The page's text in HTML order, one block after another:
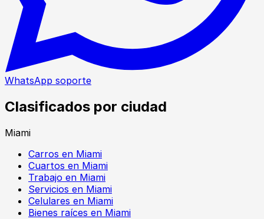
WhatsApp soporte
Clasificados por ciudad
Miami
Carros en Miami
Cuartos en Miami
Trabajo en Miami
Servicios en Miami
Celulares en Miami
Bienes raíces en Miami